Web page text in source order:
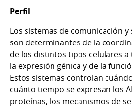
Perfil
Los sistemas de comunicación
son determinantes de la
de los distintos tipos celulares
la expresión génica y de la
Estos sistemas controlan
cuánto tiempo se expresan los
proteínas, los mecanismos de